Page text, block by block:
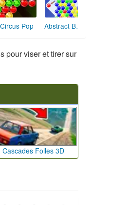
Circus Pop Abstract Balloons
pour viser et tirer sur
Cascades Folles 3D